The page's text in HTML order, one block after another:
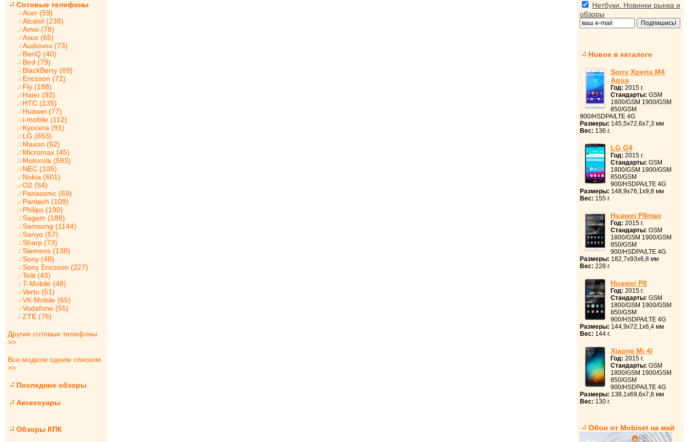
Сотовые телефоны
Acer (59)
Alcatel (238)
Amoi (78)
Asus (65)
Audiovox (73)
BenQ (40)
Bird (79)
BlackBerry (69)
Ericsson (72)
Fly (188)
Haier (92)
HTC (135)
Huawei (77)
i-mobile (112)
Kyocera (91)
LG (653)
Maxon (62)
Micromax (45)
Motorola (593)
NEC (105)
Nokia (601)
O2 (54)
Panasonic (69)
Pantech (109)
Philips (190)
Sagem (188)
Samsung (1144)
Sanyo (57)
Sharp (73)
Siemens (138)
Sony (48)
Sony Ericsson (227)
Telit (43)
T-Mobile (48)
Vertu (51)
VK Mobile (65)
Vodafone (55)
ZTE (76)
Другие сотовые телефоны
>>
Все модели одним списком
>>
Последние обзоры
Аксессуары
Обзоры КПК
Нетбуки. Новинки рынка и
обзоры
Новое в каталоге
Sony Xperia M4
Aqua
Год: 2015 г.
Стандарты: GSM
1800/GSM 1900/GSM
850/GSM
900/HSDPA/LTE 4G
Размеры: 145,5x72,6x7,3 мм
Вес: 136 г.
LG G4
Год: 2015 г.
Стандарты: GSM
1800/GSM 1900/GSM
850/GSM
900/HSDPA/LTE 4G
Размеры: 148,9x76,1x9,8 мм
Вес: 155 г.
Huawei P8max
Год: 2015 г.
Стандарты: GSM
1800/GSM 1900/GSM
850/GSM
900/HSDPA/LTE 4G
Размеры: 182,7x93x6,8 мм
Вес: 228 г.
Huawei P8
Год: 2015 г.
Стандарты: GSM
1800/GSM 1900/GSM
850/GSM
900/HSDPA/LTE 4G
Размеры: 144,9x72,1x6,4 мм
Вес: 144 г.
Xiaomi Mi 4i
Год: 2015 г.
Стандарты: GSM
1800/GSM 1900/GSM
850/GSM
900/HSDPA/LTE 4G
Размеры: 138,1x69,6x7,8 мм
Вес: 130 г.
Обои от Mobiset на май